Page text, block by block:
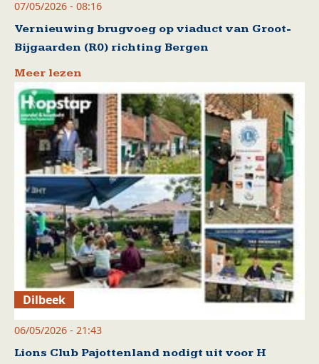
07/05/2026 - 08:16
Vernieuwing brugvoeg op viaduct van Groot-
Bijgaarden (R0) richting Bergen
Meer lezen
Dilbeek
06/05/2026 - 21:43
Lions Club Pajottenland nodigt uit voor H